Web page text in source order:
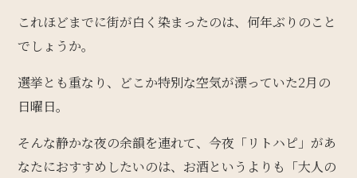
これほどまでに街が白く染まったのは、何年ぶりのこと
でしょうか。
選挙とも重なり、どこか特別な空気が漂っていた2月の
日曜日。
そんな静かな夜の余韻を連れて、今夜「リトハピ」があ
なたにおすすめしたいのは、お酒というよりも「大人の